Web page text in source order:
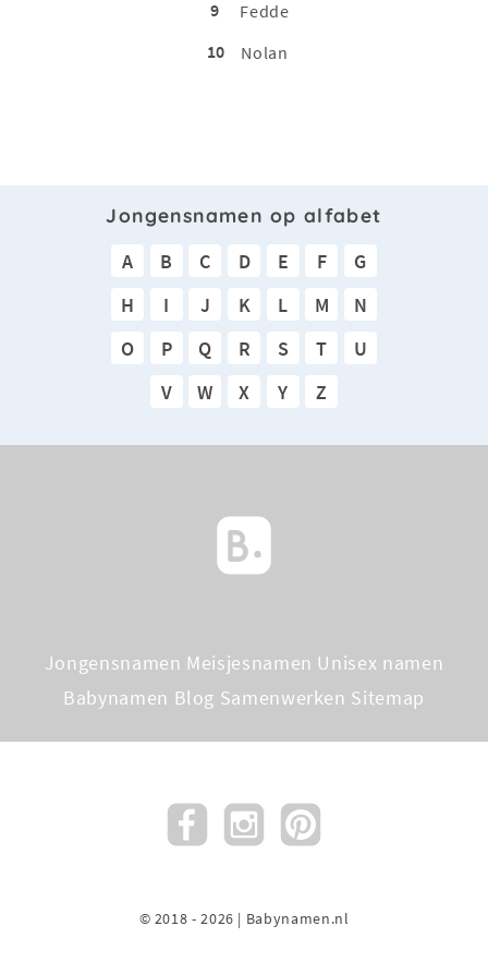
9
Fedde
10
Nolan
Jongensnamen op alfabet
A B C D E F
G
H
I J K L M
N
O
P Q R S T
U
V
W X Y Z
Jongensnamen Meisjesnamen Unisex namen
Babynamen Blog Samenwerken Sitemap
© 2018 - 2026 | Babynamen.nl